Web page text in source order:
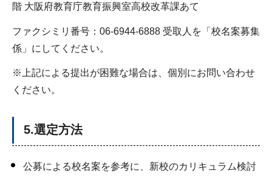
階 大阪府教育庁教育振興室高校改革課あて
ファクシミリ番号：06-6944-6888 受取人を「校名案募集
係」にしてください。
※上記による提出が困難な場合は、個別にお問い合わせ
ください。
5.選定方法
公募による校名案を参考に、新校のカリキュラム検討